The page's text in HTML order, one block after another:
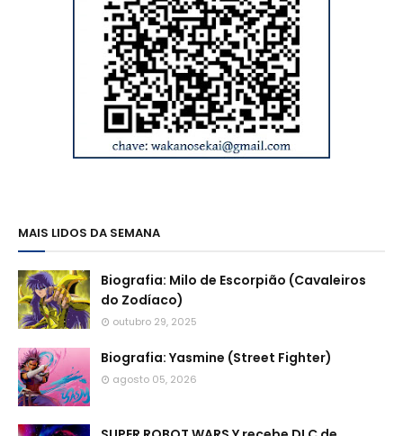
MAIS LIDOS DA SEMANA
Biografia: Milo de Escorpião (Cavaleiros
do Zodíaco)
outubro 29, 2025
Biografia: Yasmine (Street Fighter)
agosto 05, 2026